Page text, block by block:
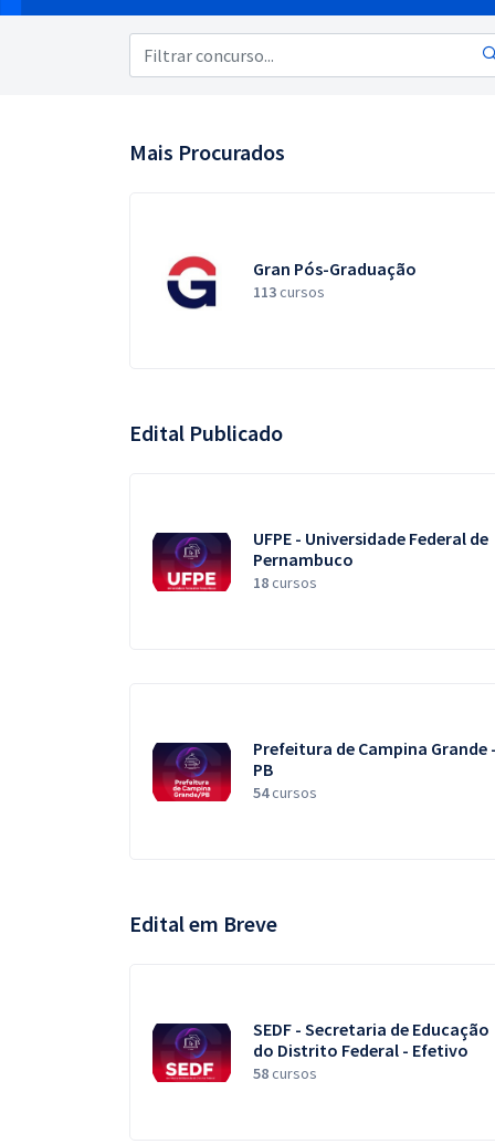
Pós
Mais Procurados
Gran Pós-Graduação
113cursos
Edital Publicado
UFPE - Universidade Federal de
Pernambuco
18cursos
Prefeitura de Campina Grande -
PB
54cursos
Edital em Breve
SEDF - Secretaria de Educação
do Distrito Federal - Efetivo
58cursos